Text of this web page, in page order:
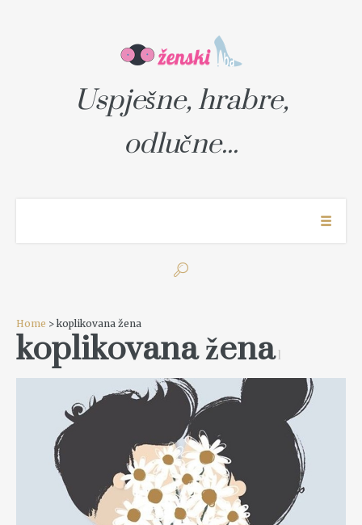
Uspješne, hrabre,
odlučne...
Home > koplikovana žena
koplikovana žena1
READ MORE